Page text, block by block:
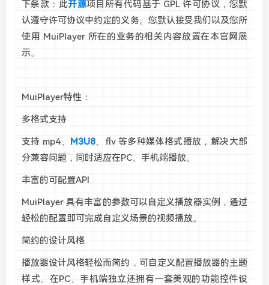
下条款：此开源项目所有代码基于 GPL 许可协议，您默
认遵守许可协议中约定的义务。您默认接受我们以及您所
使用 MuiPlayer 所在的业务的相关内容放置在本官网展
示。
MuiPlayer特性：
多格式支持
支持 mp4、 M3U8、flv 等多种媒体格式播放，解决大部
分兼容问题，同时适应在PC、手机端播放。
丰富的可配置API
MuiPlayer 具有丰富的参数可以自定义播放器实例，通过
轻松的配置即可完成自定义场景的视频播放。
简约的设计风格
播放器设计风格轻松而简约，可自定义配置播放器的主题
样式。在PC、手机端独立还拥有一套美观的功能控件设